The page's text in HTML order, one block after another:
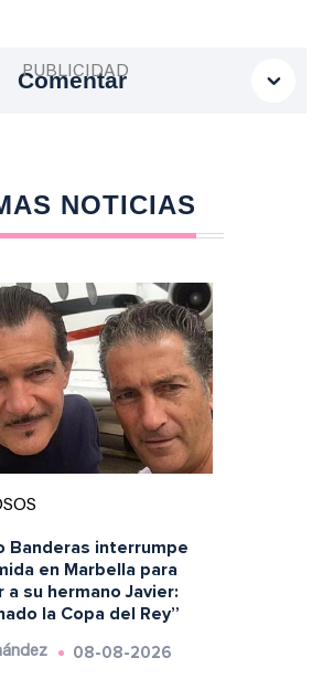
Comentar
NOTICIAS
Banderas interrumpe
en Marbella para
su hermano Javier:
la Copa del Rey”
08-08-2026